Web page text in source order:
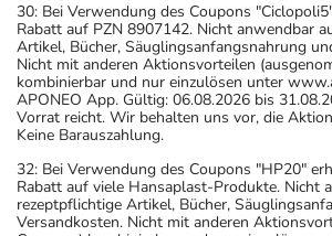
30: Bei Verwendung des Coupons
Rabatt auf PZN 8907142. Nicht anwendbar
Artikel, Bücher, Säuglingsanfangsnahrung
Nicht mit anderen Aktionsvorteilen
kombinierbar und nur einzulösen unter
APONEO App. Gültig: 06.08.2026 bis
Vorrat reicht. Wir behalten uns vor, die
Keine Barauszahlung.
32: Bei Verwendung des Coupons "HP20"
Rabatt auf viele Hansaplast-Produkte. Nicht
rezeptpflichtige Artikel, Bücher,
Versandkosten. Nicht mit anderen